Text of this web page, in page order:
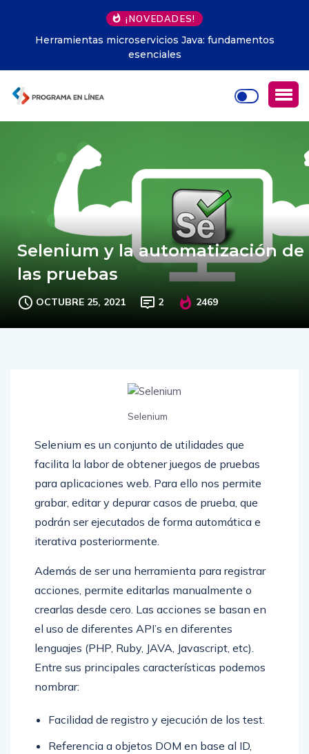
¡NOVEDADES!
Herramientas microservicios Java: fundamentos
esenciales
Selenium y la automatización de
las pruebas
OCTUBRE 25, 2021 2 2469
Selenium
Selenium es un conjunto de utilidades que
facilita la labor de obtener juegos de pruebas
para aplicaciones web. Para ello nos permite
grabar, editar y depurar casos de prueba, que
podrán ser ejecutados de forma automática e
iterativa posteriormente.
Además de ser una herramienta para registrar
acciones, permite editarlas manualmente o
crearlas desde cero. Las acciones se basan en
el uso de diferentes API’s en diferentes
lenguajes (PHP, Ruby, JAVA, Javascript, etc).
Entre sus principales características podemos
nombrar:
Facilidad de registro y ejecución de los test.
Referencia a objetos DOM en base al ID,